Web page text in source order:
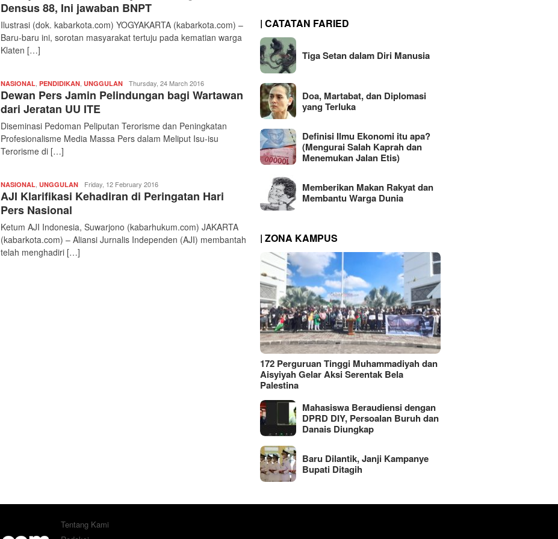
Densus 88, Ini jawaban BNPT
Ilustrasi (dok. kabarkota.com) YOGYAKARTA (kabarkota.com) –
Baru-baru ini, sorotan masyarakat tertuju pada kematian warga
Klaten […]
NASIONAL PENDIDIKAN UNGGULAN Redaksi
|
kabarkota
Thursday, 24 March 2016
Dewan Pers Jamin Pelindungan bagi Wartawan
dari Jeratan UU ITE
Diseminasi Pedoman Peliputan Terorisme dan Peningkatan
Profesionalisme Media Massa Pers dalam Meliput Isu-isu
Terorisme di […]
NASIONAL UNGGULAN Redaksi
|
kabarkota
Friday, 12 February 2016
AJI Klarifikasi Kehadiran di Peringatan Hari
Pers Nasional
Ketum AJI Indonesia, Suwarjono (kabarhukum.com) JAKARTA
(kabarkota.com) – Aliansi Jurnalis Independen (AJI) membantah
telah menghadiri […]
| CATATAN FARIED
Tiga Setan dalam Diri Manusia
Doa, Martabat, dan Diplomasi
yang Terluka
Definisi Ilmu Ekonomi itu apa?
(Mengurai Salah Kaprah dan
Menemukan Jalan Etis)
Memberikan Makan Rakyat dan
Membantu Warga Dunia
| ZONA KAMPUS
172 Perguruan Tinggi Muhammadiyah dan
Aisyiyah Gelar Aksi Serentak Bela
Palestina
Mahasiswa Beraudiensi dengan
DPRD DIY, Persoalan Buruh dan
Danais Diungkap
Baru Dilantik, Janji Kampanye
Bupati Ditagih
Tentang Kami